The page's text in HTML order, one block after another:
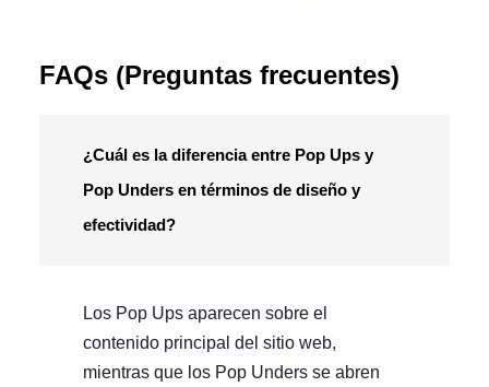
FAQs (Preguntas frecuentes)
¿Cuál es la diferencia entre Pop Ups y
Pop Unders en términos de diseño y
efectividad?
Los Pop Ups aparecen sobre el
contenido principal del sitio web,
mientras que los Pop Unders se abren